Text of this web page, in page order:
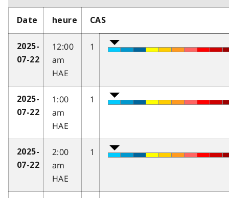
Date heure CAS
2025-
07-22
12:00
am
HAE
1
2025-
07-22
1:00
am
HAE
1
2025-
07-22
2:00
am
HAE
1